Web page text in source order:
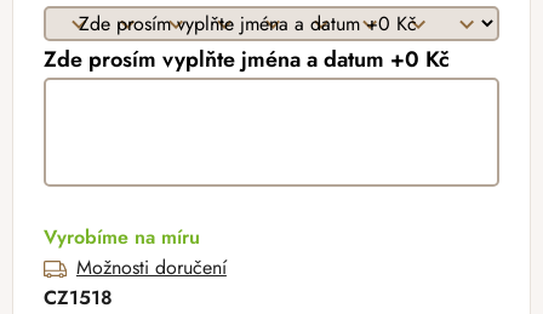
Zde prosím vyplňte jména a datum +0 Kč
Vyrobíme na míru
Možnosti doručení
CZ1518